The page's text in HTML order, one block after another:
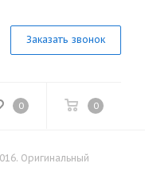
Заказать звонок
0 0
Оригинальный